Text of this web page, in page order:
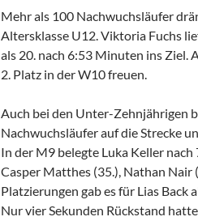
Mehr als 100 Nachwuchsläufer
Altersklasse U12. Viktoria Fuchs
als 20. nach 6:53 Minuten ins Ziel.
2. Platz in der W10 freuen.
Auch bei den Unter-Zehnjährigen
Nachwuchsläufer auf die Strecke
In der M9 belegte Luka Keller
Casper Matthes (35.), Nathan Nair
Platzierungen gab es für Lias Back
Nur vier Sekunden Rückstand